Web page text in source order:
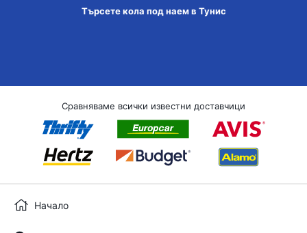
Търсете кола под наем в Тунис
Сравняваме всички известни доставчици
Начало